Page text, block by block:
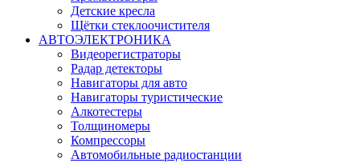
Детские кресла
Щётки стеклоочистителя
АВТОЭЛЕКТРОНИКА
Видеорегистраторы
Радар детекторы
Навигаторы для авто
Навигаторы туристические
Алкотестеры
Толщиномеры
Компрессоры
Автомобильные радиостанции